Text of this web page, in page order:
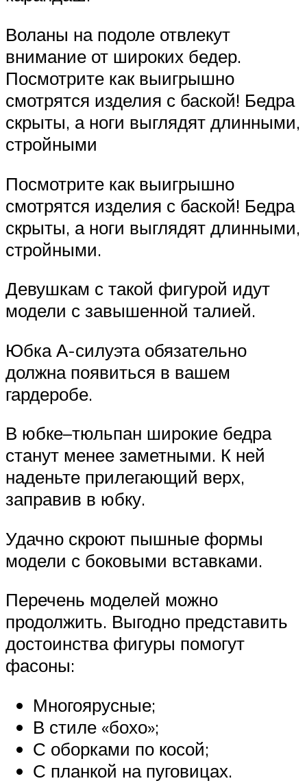
Воланы на подоле отвлекут
внимание от широких бедер.
Посмотрите как выигрышно
смотрятся изделия с баской! Бедра
скрыты, а ноги выглядят длинными,
стройными
Посмотрите как выигрышно
смотрятся изделия с баской! Бедра
скрыты, а ноги выглядят длинными,
стройными.
Девушкам с такой фигурой идут
модели с завышенной талией.
Юбка А-силуэта обязательно
должна появиться в вашем
гардеробе.
В юбке–тюльпан широкие бедра
станут менее заметными. К ней
наденьте прилегающий верх,
заправив в юбку.
Удачно скроют пышные формы
модели с боковыми вставками.
Перечень моделей можно
продолжить. Выгодно представить
достоинства фигуры помогут
фасоны:
Многоярусные;
В стиле «бохо»;
С оборками по косой;
С планкой на пуговицах.